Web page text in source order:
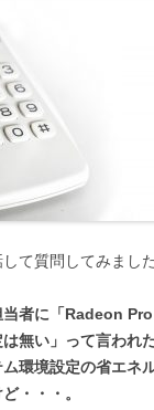
て質問してみました
者に「Radeon
無い」って言われ
環境設定の省エネ
・・・。